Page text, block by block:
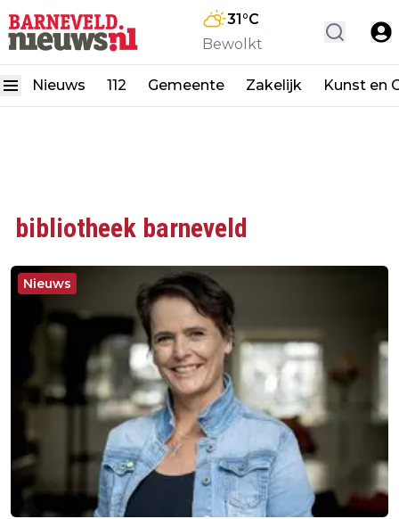
31°C
Bewolkt
Nieuws 112 Gemeente Zakelijk Kunst en
bibliotheek barneveld
Nieuws